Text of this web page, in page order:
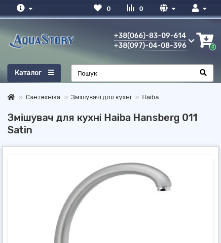
0
0
+38(066)-83-09-614
+38(097)-04-08-396
0
Каталог
Сантехніка Змішувачі для кухні Haiba
Змішувач для кухні Haiba Hansberg 011
Satin